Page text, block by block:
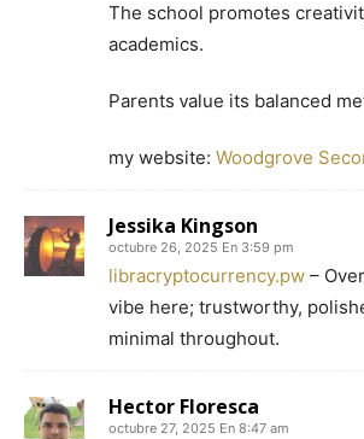
The school promotes
academics.
Parents ᴠalue its balanced
my website: Woodgrove
Jessika Kingson
octubre 26, 2025 En 3:59 pm
libracryptocurrency.pw –
vibe here; trustworthy,
minimal throughout.
Hector Floresca
octubre 27, 2025 En 8:47 am